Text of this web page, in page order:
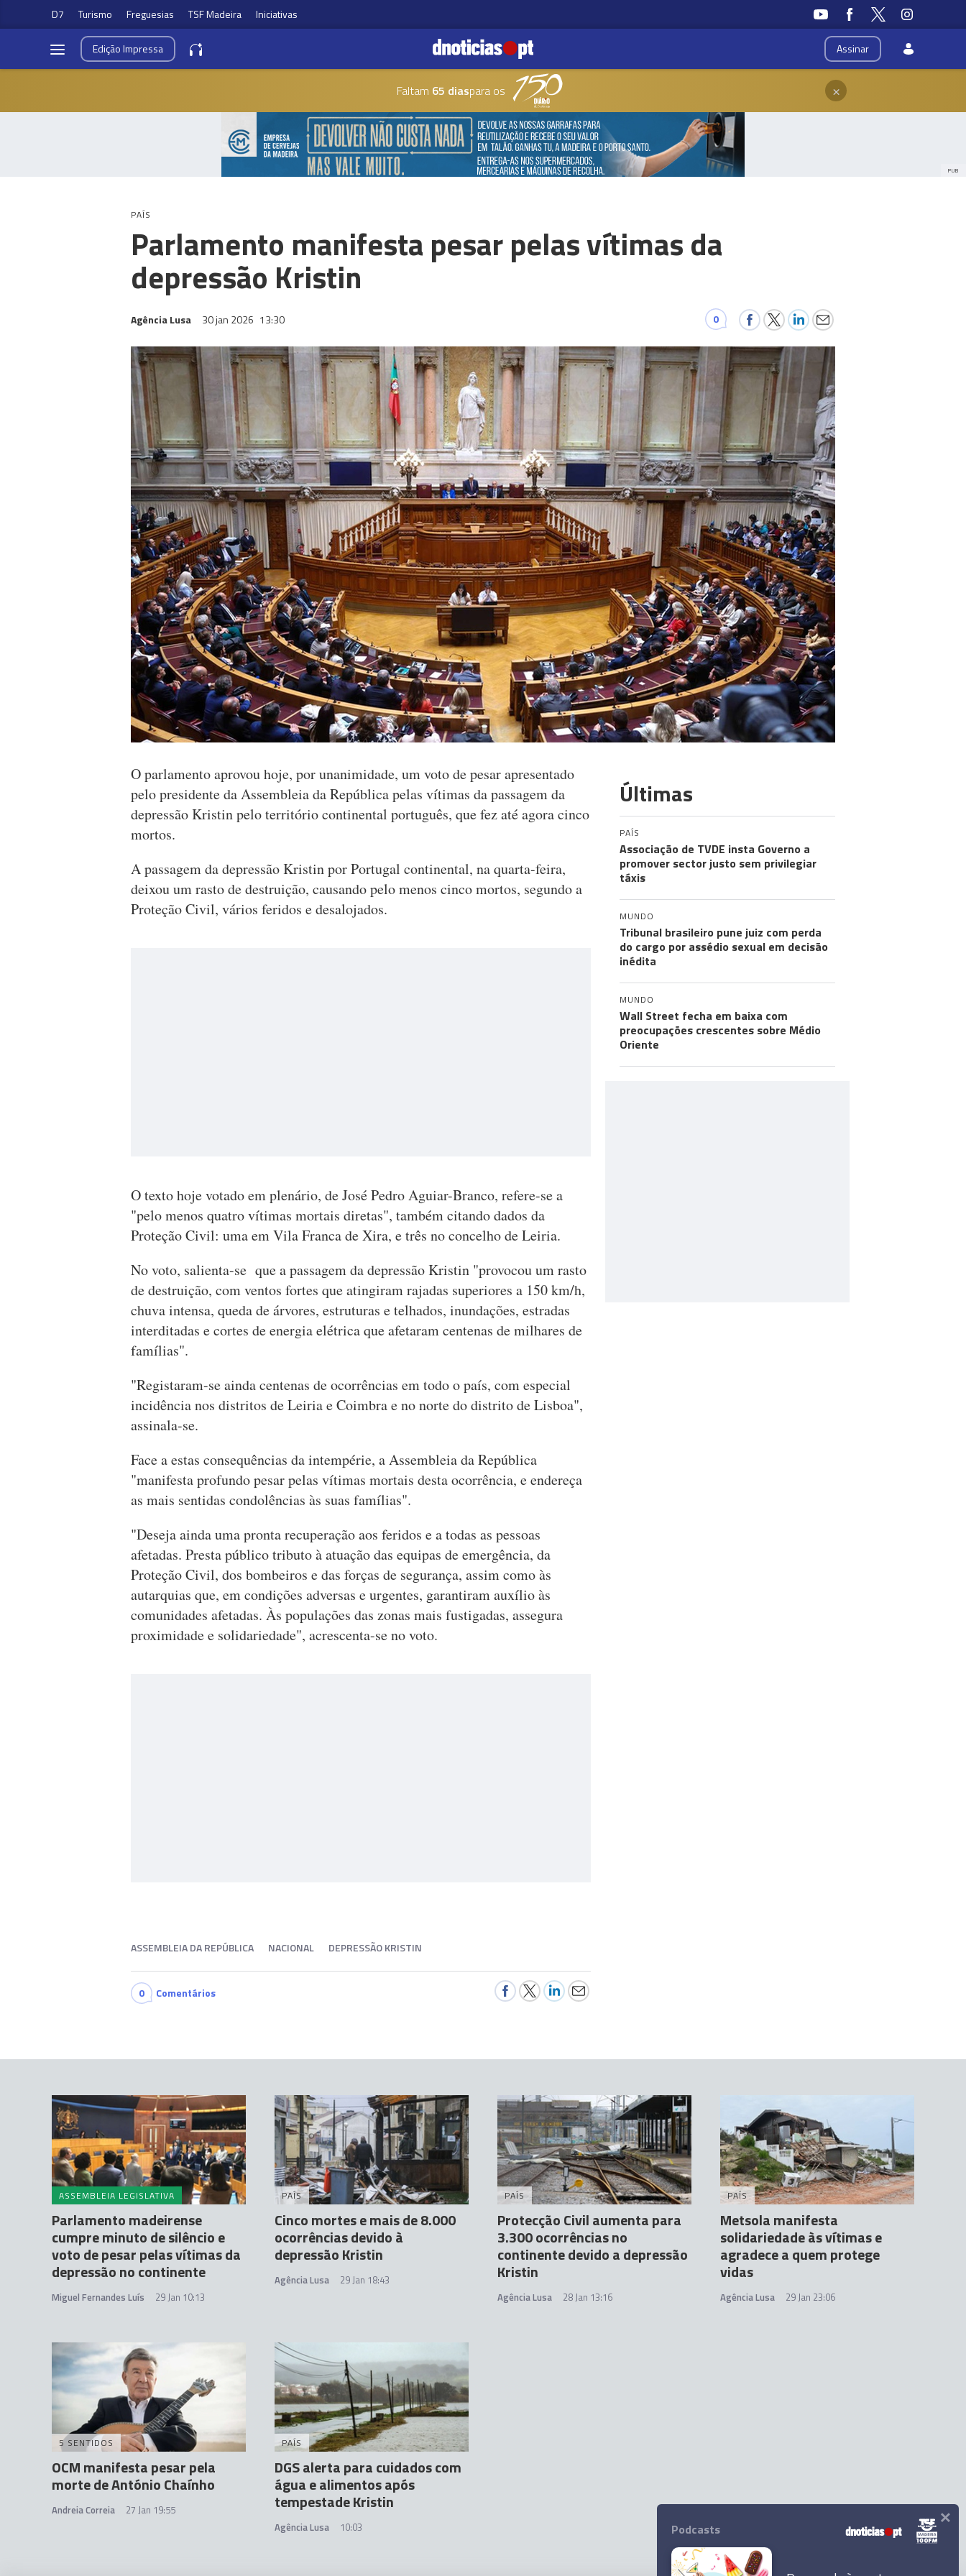
D7 Turismo Freguesias TSF Madeira Iniciativas
Assinar
EdiçãoImpressa
Faltam 65 diaspara os ×
PUB
PAÍS
Parlamento manifesta pesar pelas vítimas da
depressão Kristin
Agência Lusa 30 jan 2026 13:30 0
O parlamento aprovou hoje, por unanimidade, um voto de pesar apresentado
pelo presidente da Assembleia da República pelas vítimas da passagem da
depressão Kristin pelo território continental português, que fez até agora cinco
mortos.
A passagem da depressão Kristin por Portugal continental, na quarta-feira,
deixou um rasto de destruição, causando pelo menos cinco mortos, segundo a
Proteção Civil, vários feridos e desalojados.
O texto hoje votado em plenário, de José Pedro Aguiar-Branco, refere-se a
"pelo menos quatro vítimas mortais diretas", também citando dados da
Proteção Civil: uma em Vila Franca de Xira, e três no concelho de Leiria.
No voto, salienta-se que a passagem da depressão Kristin "provocou um rasto
de destruição, com ventos fortes que atingiram rajadas superiores a 150 km/h,
chuva intensa, queda de árvores, estruturas e telhados, inundações, estradas
interditadas e cortes de energia elétrica que afetaram centenas de milhares de
famílias".
"Registaram-se ainda centenas de ocorrências em todo o país, com especial
incidência nos distritos de Leiria e Coimbra e no norte do distrito de Lisboa",
assinala-se.
Face a estas consequências da intempérie, a Assembleia da República
"manifesta profundo pesar pelas vítimas mortais desta ocorrência, e endereça
as mais sentidas condolências às suas famílias".
"Deseja ainda uma pronta recuperação aos feridos e a todas as pessoas
afetadas. Presta público tributo à atuação das equipas de emergência, da
Proteção Civil, dos bombeiros e das forças de segurança, assim como às
autarquias que, em condições adversas e urgentes, garantiram auxílio às
comunidades afetadas. Às populações das zonas mais fustigadas, assegura
proximidade e solidariedade", acrescenta-se no voto.
ASSEMBLEIA DA REPÚBLICA NACIONAL DEPRESSÃO KRISTIN
0 Comentários
Últimas
PAÍS
Associação de TVDE insta Governo a
promover sector justo sem privilegiar
táxis
MUNDO
Tribunal brasileiro pune juiz com perda
do cargo por assédio sexual em decisão
inédita
MUNDO
Wall Street fecha em baixa com
preocupações crescentes sobre Médio
Oriente
ASSEMBLEIA LEGISLATIVA
Parlamento madeirense
cumpre minuto de silêncio e
voto de pesar pelas vítimas da
depressão no continente
Miguel Fernandes Luís 29 Jan 10:13
PAÍS
Cinco mortes e mais de 8.000
ocorrências devido à
depressão Kristin
Agência Lusa 29 Jan 18:43
PAÍS
Protecção Civil aumenta para
3.300 ocorrências no
continente devido a depressão
Kristin
Agência Lusa 28 Jan 13:16
PAÍS
Metsola manifesta
solidariedade às vítimas e
agradece a quem protege
vidas
Agência Lusa 29 Jan 23:06
5 SENTIDOS
OCM manifesta pesar pela
morte de António Chaínho
Andreia Correia 27 Jan 19:55
PAÍS
DGS alerta para cuidados com
água e alimentos após
tempestade Kristin
Agência Lusa 10:03 Podcasts ×